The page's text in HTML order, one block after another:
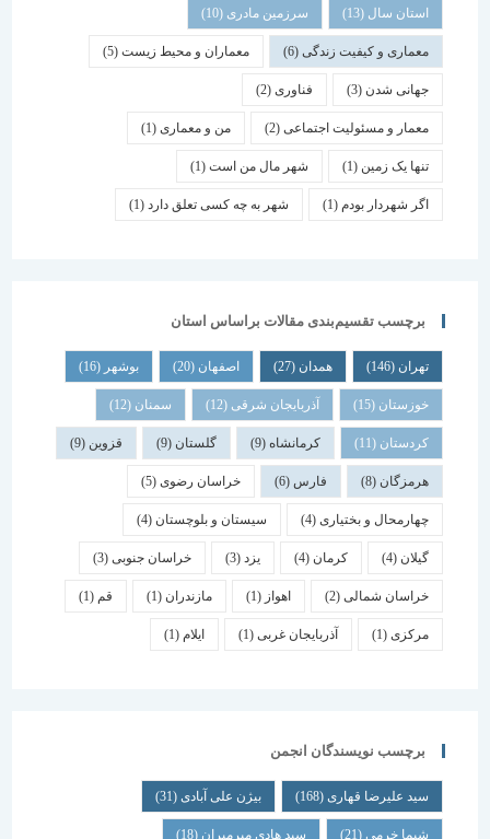
استان سال(13) سرزمین مادری(10)
معماری و کیفیت زندگی(6) معماران و محیط زیست(5)
جهانی شدن(3) فناوری (2)
معمار و مسئولیت اجتماعی (2) من و معماری (1)
تنها یک زمین(1) شهر مال من است(1)
اگر شهردار بودم (1) شهر به چه کسی تعلق دارد(1)
برچسب تقسیم‌بندی مقالات براساس استان
همدان اصفهان (20) بوشهر
خوزستان(15) آذربایجان شرقی(12) سمنان (12)
کردستان(11) کرمانشاه(9) گلستان (9) قزوین
هرمزگان(8) فارس خراسان رضوی(5)
چهارمحال و بختیاری (4) سیستان و بلوچستان(4)
کرمان یزد خراسان جنوبی(3)
خراسان شمالی(2) اهواز مازندران(1) قم
(1) آذربایجان غربی(1) ایلام
برچسب نویسندگان انجمن
سید علیرضا قهاری(168) بیژن علی آبادی(31)
شیما خرمی(21) سید هادی میرمیران(18)